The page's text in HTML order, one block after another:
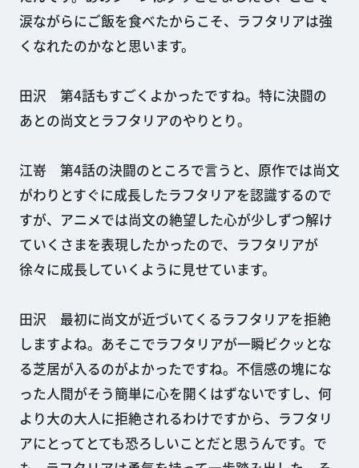
涙ながらにご飯を食べたからこそ、ラフタリアは強
くなれたのかなと思います。
田沢 第4話もすごくよかったですね。特に決闘の
あとの尚文とラフタリアのやりとり。
江嵜 第4話の決闘のところで言うと、原作では尚文
がわりとすぐに成長したラフタリアを認識するので
すが、アニメでは尚文の絶望した心が少しずつ解け
ていくさまを表現したかったので、ラフタリアが
徐々に成長していくように見せています。
田沢 最初に尚文が近づいてくるラフタリアを拒絶
しますよね。あそこでラフタリアが一瞬ビクッとな
る芝居が入るのがよかったですね。不信感の塊にな
った人間がそう簡単に心を開くはずないですし、何
より大の大人に拒絶されるわけですから、ラフタリ
アにとってとても恐ろしいことだと思うんです。で